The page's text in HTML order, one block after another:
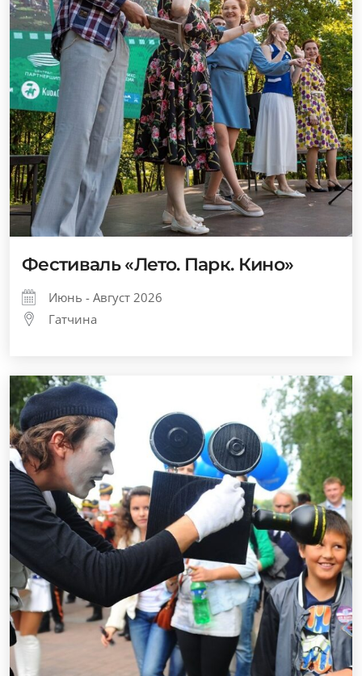
Фестиваль «Лето. Парк. Кино»
Июнь - Август 2026
Гатчина